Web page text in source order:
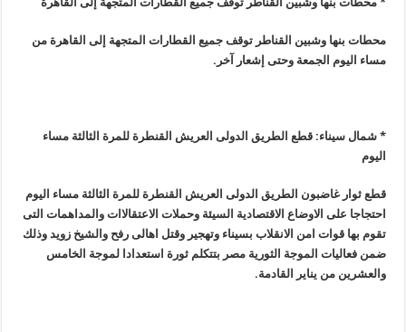
محطات بنها وشبين القناطر توقف جميع القطارات المتجهة إلى القاهرة من
مساء اليوم الجمعة وحتى إشعار آخر .
* شمال سيناء: قطع الطريق الدولى العريش القنطرة للمرة الثالثة مساء
اليوم
قطع ثوار غاضبون الطريق الدولى العريش القنطرة للمرة الثالثة مساء اليوم
احتجاجا على الاوضاع الاقتصادية السيئة وحملات الاعتقالاات والمداهمات التى
تقوم بها قوات امن الانقلاب بسيناء وتهجير وقتل اهالى رفح والشيخ زويد وذلك
ضمن فعاليات الموجة الثورية مصر بتتكلم ثورة استعدادا لموجة الخامس
والعشرين من يناير القادمة.